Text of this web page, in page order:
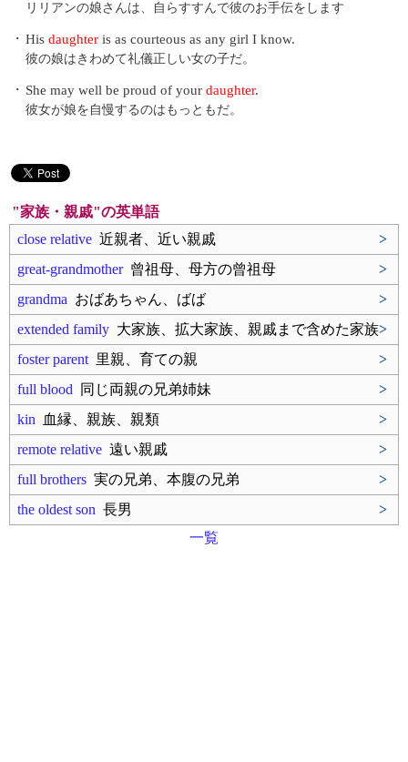
リリアンの娘さんは、自らすすんで彼のお手伝をします
・ His daughter is as courteous as any girl I know.
彼の娘はきわめて礼儀正しい女の子だ。
・ She may well be proud of your daughter.
彼女が娘を自慢するのはもっともだ。
"家族・親戚"の英単語
close relative 近親者、近い親戚
>
great-grandmother曾祖母、母方の曾祖母
>
grandma おばあちゃん、ばば
>
extended family 大家族、拡大家族、親戚まで含めた家族>
foster parent 里親、育ての親
>
full blood 同じ両親の兄弟姉妹
>
kin 血縁、親族、親類
>
remote relative 遠い親戚
>
full brothers 実の兄弟、本腹の兄弟
>
the oldest son 長男
>
一覧